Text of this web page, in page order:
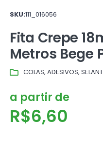
SKU:111_016056
Fita Crepe
Metros Bege
COLAS, ADESIVOS,
a partir de
R$6,60